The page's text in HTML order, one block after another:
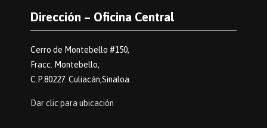
Dirección – Oficina Central
Cerro de Montebello #150,
Fracc. Montebello,
C.P.80227. Culiacán,Sinaloa.
Dar clic para ubicación